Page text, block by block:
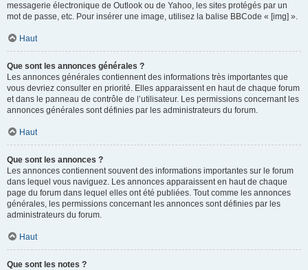
messagerie électronique de Outlook ou de Yahoo, les sites protégés par un
mot de passe, etc. Pour insérer une image, utilisez la balise BBCode « [img] ».
Haut
Que sont les annonces générales ?
Les annonces générales contiennent des informations très importantes que
vous devriez consulter en priorité. Elles apparaissent en haut de chaque forum
et dans le panneau de contrôle de l’utilisateur. Les permissions concernant les
annonces générales sont définies par les administrateurs du forum.
Haut
Que sont les annonces ?
Les annonces contiennent souvent des informations importantes sur le forum
dans lequel vous naviguez. Les annonces apparaissent en haut de chaque
page du forum dans lequel elles ont été publiées. Tout comme les annonces
générales, les permissions concernant les annonces sont définies par les
administrateurs du forum.
Haut
Que sont les notes ?